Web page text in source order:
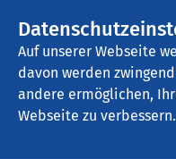
Auf unserer Webseite
davon werden
andere ermöglichen,
Webseite zu verbessern.
AMEOS Klinikum Bremen